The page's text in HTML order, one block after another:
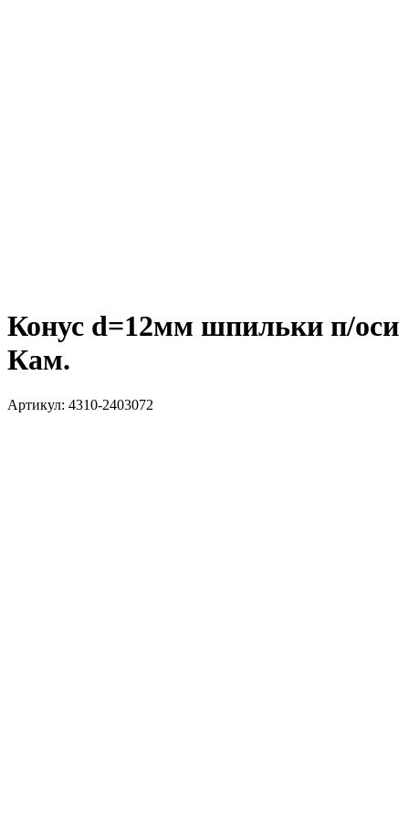
Конус d=12мм шпильки п/оси
Кам.
Артикул: 4310-2403072